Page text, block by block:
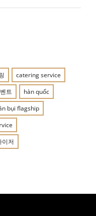
catering service
트
hàn quốc
bụi flagship
이저